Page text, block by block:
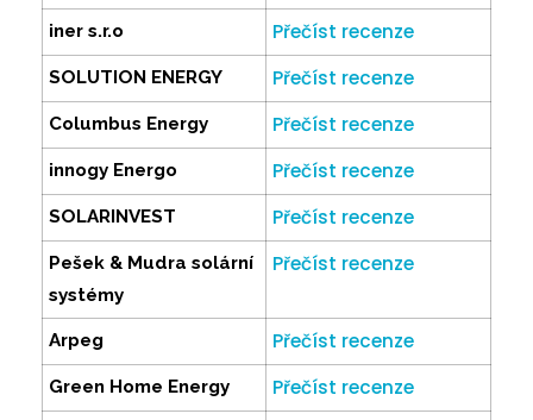
iner s.r.o Přečíst recenze
SOLUTION ENERGY Přečíst recenze
Columbus Energy Přečíst recenze
innogy Energo Přečíst recenze
SOLARINVEST Přečíst recenze
Pešek & Mudra solární
systémy
Přečíst recenze
Arpeg Přečíst recenze
Green Home Energy Přečíst recenze